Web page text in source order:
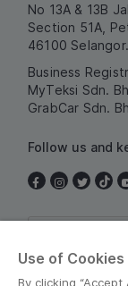
No 13A & 13B
Section 51A,
46100 Selangor.
Business
MyTeksi Sdn.
GrabCar Sdn.
Follow us and
Use of Cookies
By clicking